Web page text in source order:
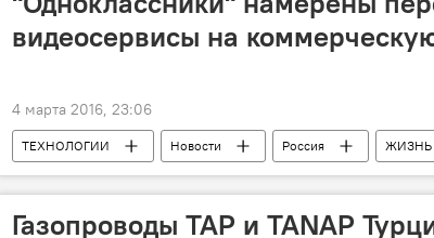
видеосервисы на
4 марта 2016, 23:06
ТЕХНОЛОГИИ Новости Россия ЖИЗНЬ
Антон Федчин
Одноклассники Монетизация
Газопроводы TAP и TANAP